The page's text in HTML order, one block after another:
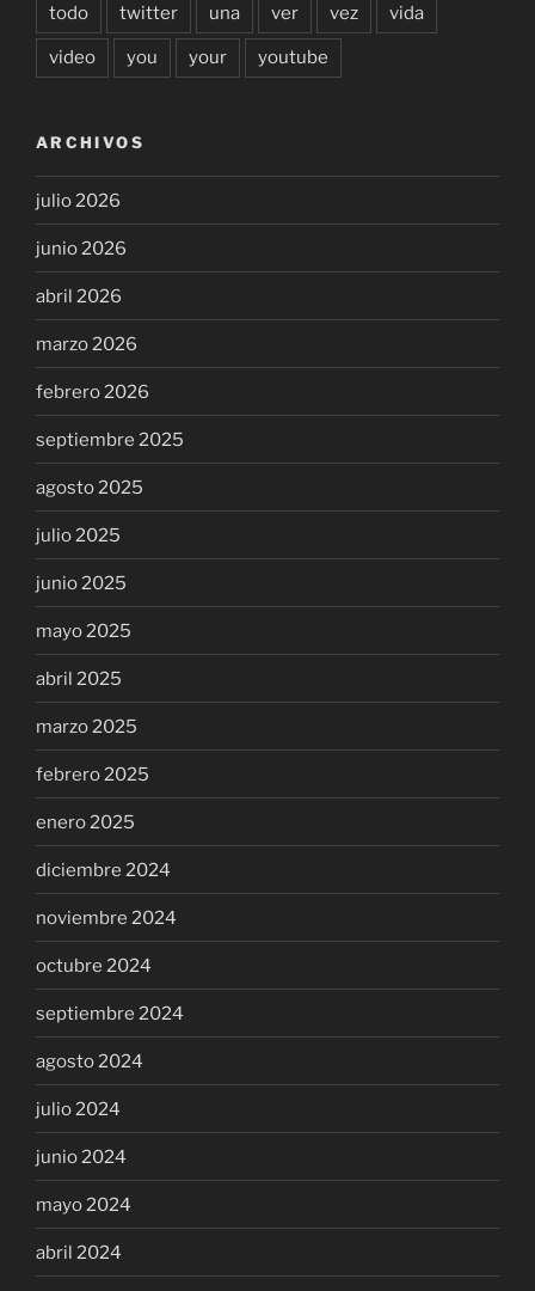
todo twitter una ver vez vida
video you your youtube
ARCHIVOS
julio 2026
junio 2026
abril 2026
marzo 2026
febrero 2026
septiembre 2025
agosto 2025
julio 2025
junio 2025
mayo 2025
abril 2025
marzo 2025
febrero 2025
enero 2025
diciembre 2024
noviembre 2024
octubre 2024
septiembre 2024
agosto 2024
julio 2024
junio 2024
mayo 2024
abril 2024